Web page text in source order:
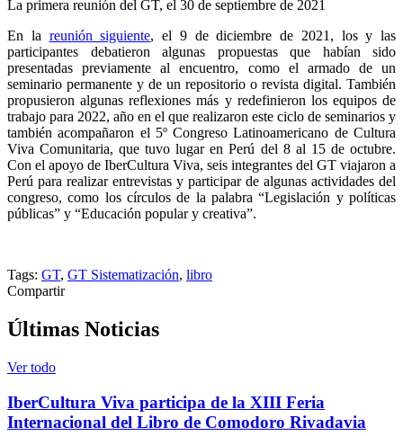
La primera reunión del GT, el 30 de septiembre de 2021
En la reunión siguiente, el 9 de diciembre de 2021, los y las
participantes debatieron algunas propuestas que habían sido
presentadas previamente al encuentro, como el armado de un
seminario permanente y de un repositorio o revista digital. También
propusieron algunas reflexiones más y redefinieron los equipos de
trabajo para 2022, año en el que realizaron este ciclo de seminarios y
también acompañaron el 5º Congreso Latinoamericano de Cultura
Viva Comunitaria, que tuvo lugar en Perú del 8 al 15 de octubre.
Con el apoyo de IberCultura Viva, seis integrantes del GT viajaron a
Perú para realizar entrevistas y participar de algunas actividades del
congreso, como los círculos de la palabra “Legislación y políticas
públicas” y “Educación popular y creativa”.
Tags: GT, GT Sistematización, libro
Compartir
Últimas Noticias
Ver todo
IberCultura Viva participa de la XIII Feria
Internacional del Libro de Comodoro Rivadavia